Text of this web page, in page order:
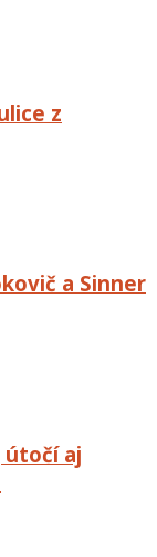
z
a Sinner
útočí aj